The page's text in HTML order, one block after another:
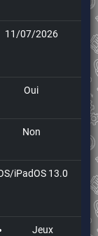
11/07/2026
Oui
Non
iPadOS 13.0
Jeux